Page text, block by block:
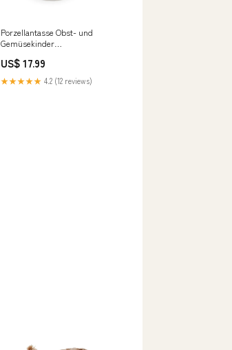
Porzellantasse Obst- und
Gemüsekinder
US$ 17.99
★★★★★ 4.2 (12 reviews)